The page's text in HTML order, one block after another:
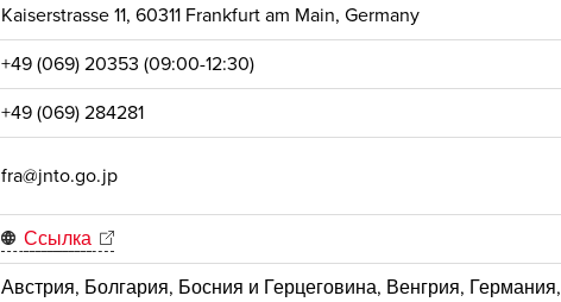
Kaiserstrasse 11, 60311 Frankfurt am Main, Germany
+49 (069) 20353 (09:00-12:30)
+49 (069) 284281
fra@jnto.go.jp
Ссылка
Австрия, Болгария, Босния и Герцеговина, Венгрия, Германия,